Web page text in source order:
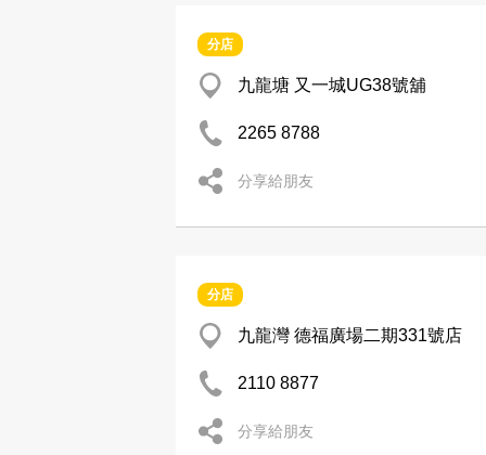
分店
九龍塘 又一城UG38號舖
2265 8788
分享給朋友
分店
九龍灣 德福廣場二期331號店
2110 8877
分享給朋友